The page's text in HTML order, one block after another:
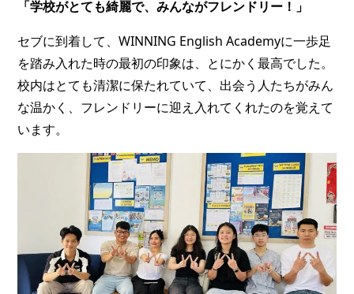
「学校がとても綺麗で、みんながフレンドリー！」
セブに到着して、WINNING English Academyに一歩足
を踏み入れた時の最初の印象は、とにかく最高でした。
校内はとても清潔に保たれていて、出会う人たちがみん
な温かく、フレンドリーに迎え入れてくれたのを覚えて
います。